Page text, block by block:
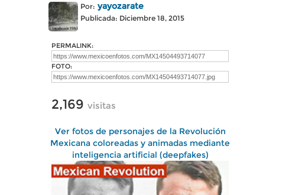
Por: yayozarate
Publicada: Diciembre 18, 2015
PERMALINK:
FOTO:
2,169 visitas
Ver fotos de personajes de la Revolución
Mexicana coloreadas y animadas mediante
inteligencia artificial (deepfakes)